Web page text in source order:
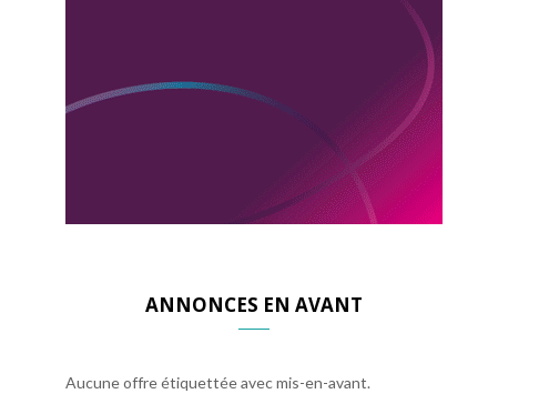
ANNONCES EN AVANT
Aucune offre étiquettée avec mis-en-avant.